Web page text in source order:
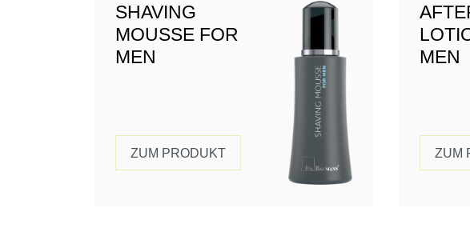
SHAVING
MOUSSE FOR
MEN
ZUM PRODUKT
MEN
ZUM